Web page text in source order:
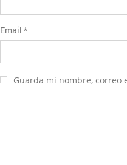
Email *
Guarda mi nombre, correo